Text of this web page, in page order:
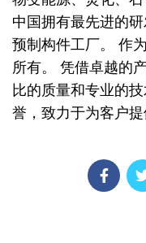
中国拥有最先进的
预制构件工厂。 作
所有。 凭借卓越的
比的质量和专业的
誉，致力于为客户